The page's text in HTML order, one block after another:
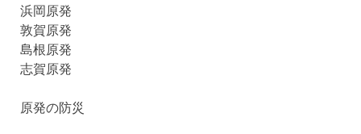
浜岡原発
敦賀原発
島根原発
志賀原発
原発の防災